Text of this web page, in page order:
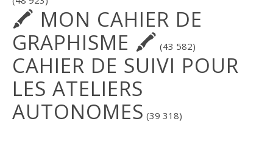
🖍 MON CAHIER DE
GRAPHISME 🖍 (43 582)
CAHIER DE SUIVI POUR
LES ATELIERS
AUTONOMES (39 318)